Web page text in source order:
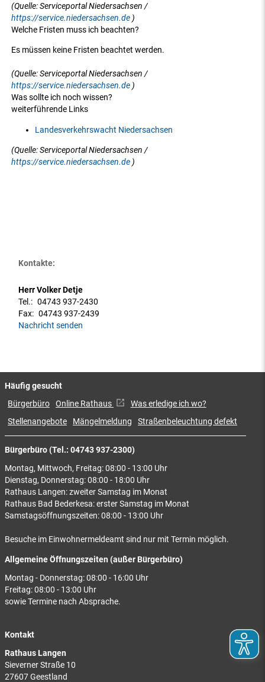
(Quelle: Serviceportal Niedersachsen /
https://service.niedersachsen.de )
Welche Fristen muss ich beachten?
Es müssen keine Fristen beachtet werden.
(Quelle: Serviceportal Niedersachsen /
https://service.niedersachsen.de )
Was sollte ich noch wissen?
weiterführende Links
Landesverkehrswacht Niedersachsen
(Quelle: Serviceportal Niedersachsen /
https://service.niedersachsen.de )
Kontakte:
Herr Volker Detje
Tel.: 04743 937-2430
Fax: 04743 937-2439
Nachricht senden
Bürgerbüro (Tel.: 04743 937-2300)
Montag, Mittwoch, Freitag: 08:00 - 13:00 Uhr
Dienstag, Donnerstag: 08:00 - 18:00 Uhr
Rathaus Langen: zweiter Samstag im Monat
Rathaus Bad Bederkesa: erster Samstag im Monat
Samstagsöffnungszeiten: 08:00 - 13:00 Uhr
Besuche im Einwohnermeldeamt sind nur mit Termin möglich.
Allgemeine Öffnungszeiten (außer Bürgerbüro)
Montag - Donnerstag: 08:00 - 16:00 Uhr
Freitag: 08:00 - 13:00 Uhr
sowie Termine nach Absprache.
Kontakt
Rathaus Langen
Sieverner Straße 10
27607 Geestland
Häufig gesucht
Bürgerbüro Online Rathaus
Was erledige ich wo?
Stellenangebote
Mängelmeldung Straßenbeleuchtung defekt